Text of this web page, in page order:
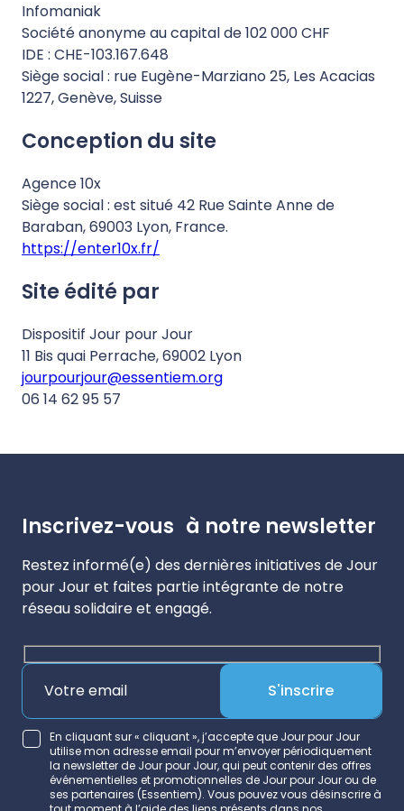
Infomaniak
Société anonyme au capital de 102 000 CHF
IDE : CHE-103.167.648
Siège social : rue Eugène-Marziano 25, Les Acacias
1227, Genève, Suisse
Conception du site
Agence 10x
Siège social : est situé 42 Rue Sainte Anne de
Baraban, 69003 Lyon, France.
https://enter10x.fr/
Site édité par
Dispositif Jour pour Jour
11 Bis quai Perrache, 69002 Lyon
jourpourjour@essentiem.org
06 14 62 95 57
Inscrivez-vous à notre newsletter
Restez informé(e) des dernières initiatives de Jour
pour Jour et faites partie intégrante de notre
réseau solidaire et engagé.
S'inscrire
En cliquant sur « cliquant », j’accepte que Jour pour Jour
utilise mon adresse email pour m’envoyer périodiquement
la newsletter de Jour pour Jour, qui peut contenir des offres
événementielles et promotionnelles de Jour pour Jour ou de
ses partenaires (Essentiem). Vous pouvez vous désinscrire à